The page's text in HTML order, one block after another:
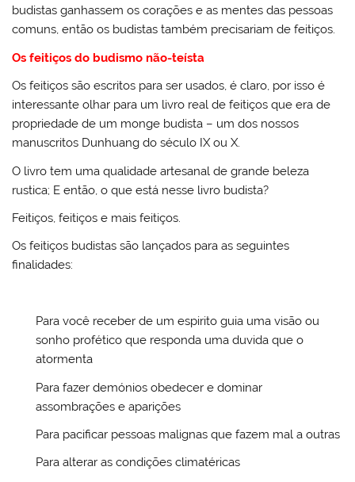
budistas ganhassem os corações e as mentes das pessoas
comuns, então os budistas também precisariam de feitiços.
Os feitiços do budismo não-teísta
Os feitiços são escritos para ser usados, é claro, por isso é
interessante olhar para um livro real de feitiços que era de
propriedade de um monge budista – um dos nossos
manuscritos Dunhuang do século IX ou X.
O livro tem uma qualidade artesanal de grande beleza
rustica; E então, o que está nesse livro budista?
Feitiços, feitiços e mais feitiços.
Os feitiços budistas são lançados para as seguintes
finalidades:
Para você receber de um espirito guia uma visão ou
sonho profético que responda uma duvida que o
atormenta
Para fazer demónios obedecer e dominar
assombrações e aparições
Para pacificar pessoas malignas que fazem mal a outras
Para alterar as condições climatéricas